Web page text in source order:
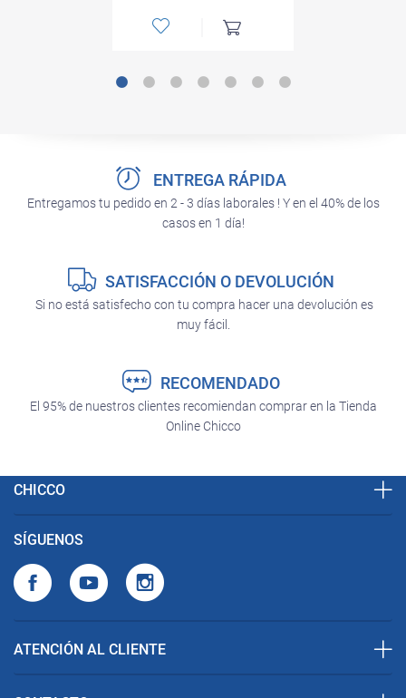
ENTREGA RÁPIDA
Entregamos tu pedido en 2 - 3 días laborales ! Y en el 40% de los
casos en 1 día!
SATISFACCIÓN O DEVOLUCIÓN
Si no está satisfecho con tu compra hacer una devolución es
muy fácil.
RECOMENDADO
El 95% de nuestros clientes recomiendan comprar en la Tienda
Online Chicco
CHICCO
SÍGUENOS
ATENCIÓN AL CLIENTE